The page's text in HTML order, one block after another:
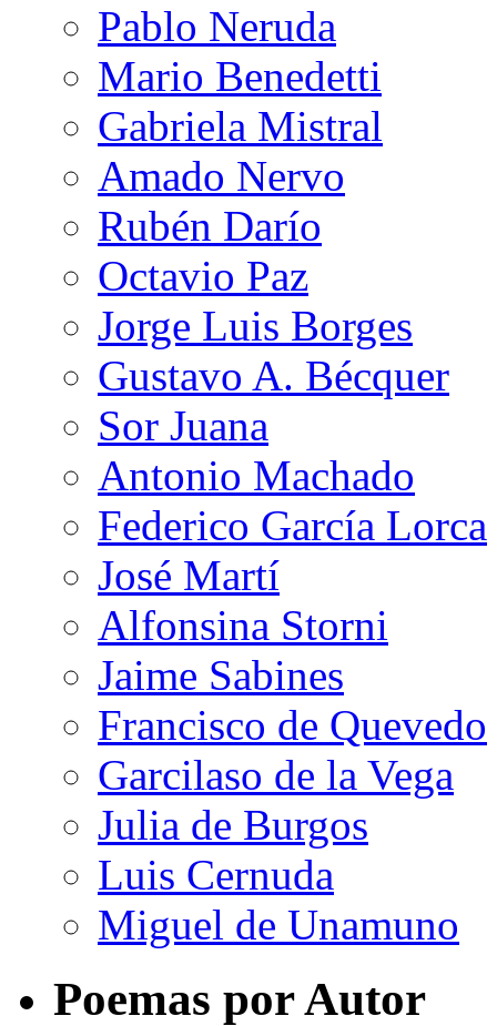
Pablo Neruda
Mario Benedetti
Gabriela Mistral
Amado Nervo
Rubén Darío
Octavio Paz
Jorge Luis Borges
Gustavo A. Bécquer
Sor Juana
Antonio Machado
Federico García Lorca
José Martí
Alfonsina Storni
Jaime Sabines
Francisco de Quevedo
Garcilaso de la Vega
Julia de Burgos
Luis Cernuda
Miguel de Unamuno
Poemas por Autor